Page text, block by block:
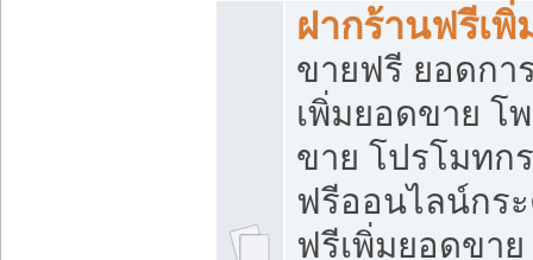
ฝากร้านฟรีเ
ขายฟรี ยอดกา
เพิ่มยอดขาย โ
ขาย โปรโมทก
ฟรีออนไลน์กร
ฟรีเพิ่มยอดขา